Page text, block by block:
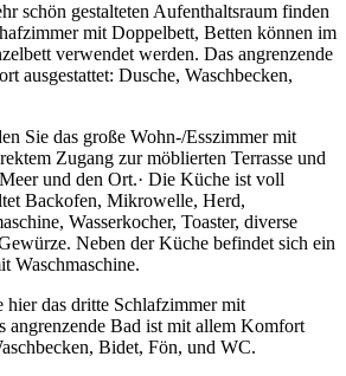
schön gestalteten Aufenthaltsraum finden
mit Doppelbett, Betten können im
verwendet werden. Das angrenzende
ausgestattet: Dusche, Waschbecken,
Sie das große Wohn-/Esszimmer mit
Zugang zur möblierten Terrasse und
und den Ort.· Die Küche ist voll
Backofen, Mikrowelle, Herd,
Wasserkocher, Toaster, diverse
Neben der Küche befindet sich ein
Waschmaschine.
hier das dritte Schlafzimmer mit
angrenzende Bad ist mit allem Komfort
Bidet, Fön, und WC.